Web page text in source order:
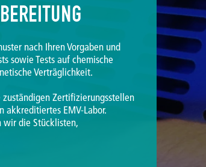
nach Ihren Vorgaben und
sowie Tests auf chemische
Verträglichkeit.
Zertifizierungsstellen
akkreditiertes EMV-Labor.
wir die Stücklisten,